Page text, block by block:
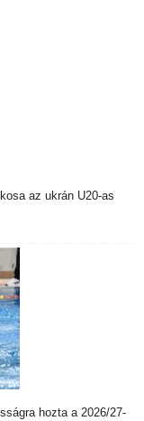
az ukrán U20-as
hozta a 2026/27-